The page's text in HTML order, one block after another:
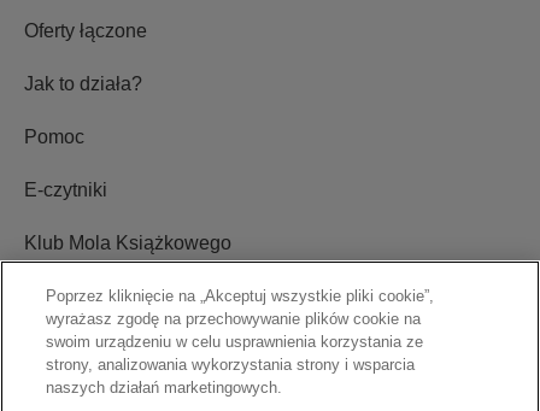
Oferty łączone
Jak to działa?
Pomoc
E-czytniki
Klub Mola Książkowego
Ustawienia plików cookie
Blog
Relacje inwestorskie
Poprzez kliknięcie na „Akceptuj wszystkie pliki cookie”,
wyrażasz zgodę na przechowywanie plików cookie na
swoim urządzeniu w celu usprawnienia korzystania ze
strony, analizowania wykorzystania strony i wsparcia
naszych działań marketingowych.